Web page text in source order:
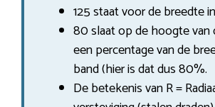
125 staat voor de breedte
80 slaat op de hoogte van
een percentage van de
band (hier is dat dus 80%.
De betekenis van R =